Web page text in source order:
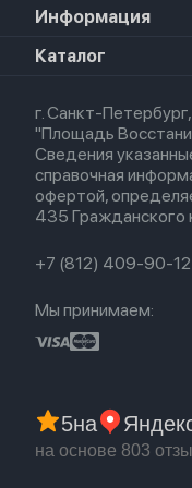
iPad Pro 11 M5 (2025)
Apple Watch Series 8
Apple Watch SE 2022
Airpods Pro
Airpods 3
Airpods (1-е)
EarPods
Apple TV
HomePod 2
Для iPhone
Для Macbook
Информация
О магазине
Политика
Оплата и доставка
Партнерская
Гарантия
Обмен и возврат
Бонусы
Каталог
Новые поступления
Популярное
Акции
г. Санкт-
"Площадь
Сведения
справочная
офертой,
435 Гражданского
+7 (812) 409-90-12
Мы принимаем:
5на
на основе 803